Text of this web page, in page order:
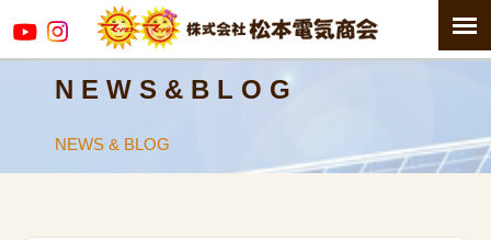
N E W S & B L O G
NEWS & BLOG